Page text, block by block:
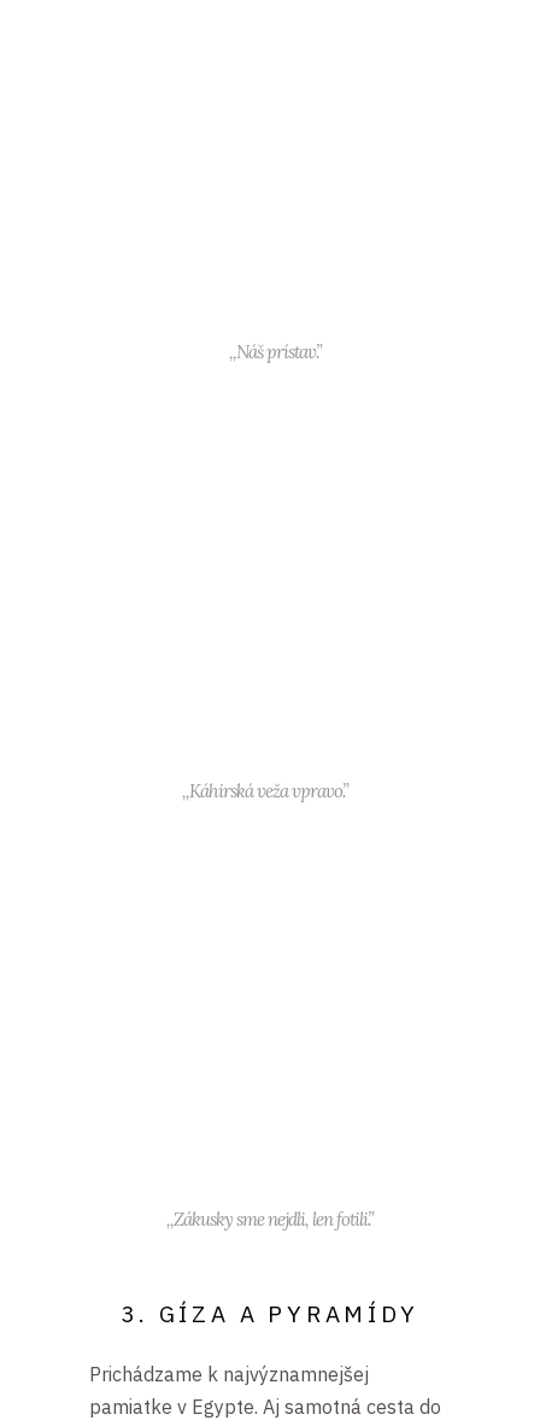
,,Náš prístav.”
,,Káhirská veža vpravo.”
,,Zákusky sme nejdli, len fotili.”
3. GÍZA A PYRAMÍDY
Prichádzame k najvýznamnejšej
pamiatke v Egypte. Aj samotná cesta do